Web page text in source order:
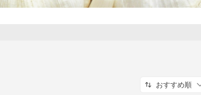
おすすめ順